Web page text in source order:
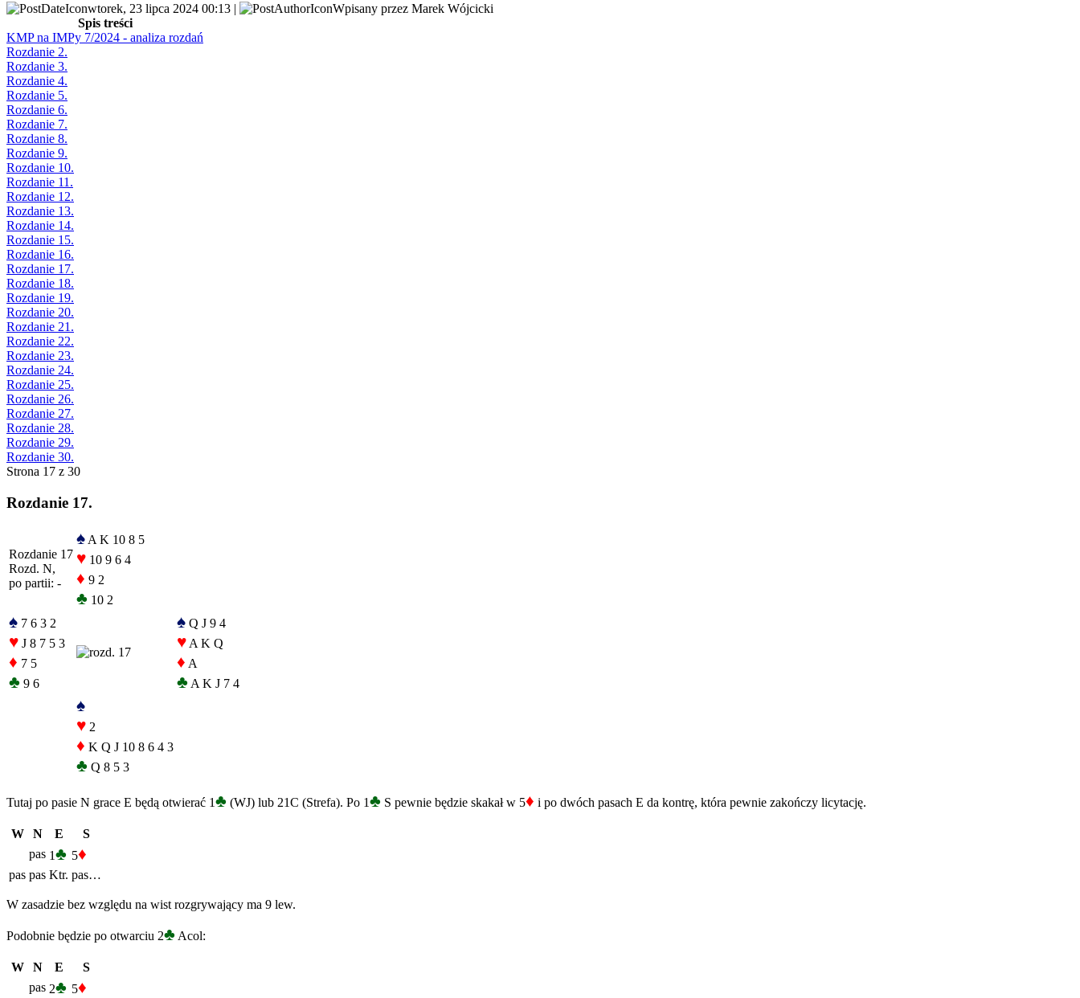
wtorek, 23 lipca 2024 00:13 |
Wpisany przez Marek Wójcicki
Spis treści
KMP na IMPy 7/2024 - analiza rozdań
Rozdanie 2.
Rozdanie 3.
Rozdanie 4.
Rozdanie 5.
Rozdanie 6.
Rozdanie 7.
Rozdanie 8.
Rozdanie 9.
Rozdanie 10.
Rozdanie 11.
Rozdanie 12.
Rozdanie 13.
Rozdanie 14.
Rozdanie 15.
Rozdanie 16.
Rozdanie 17.
Rozdanie 18.
Rozdanie 19.
Rozdanie 20.
Rozdanie 21.
Rozdanie 22.
Rozdanie 23.
Rozdanie 24.
Rozdanie 25.
Rozdanie 26.
Rozdanie 27.
Rozdanie 28.
Rozdanie 29.
Rozdanie 30.
Strona 17 z 30
Rozdanie 17.
Rozdanie 17
Rozd. N,
po partii: -
♠ A K 10 8 5
♥ 10 9 6 4
♦ 9 2
♣ 10 2
♠ 7 6 3 2
♥ J 8 7 5 3
♦ 7 5
♣ 9 6
♠ Q J 9 4
♥ A K Q
♦ A
♣ A K J 7 4
♠
♥ 2
♦ K Q J 10 8 6 4 3
♣ Q 8 5 3
Tutaj po pasie N grace E będą otwierać 1♣ (WJ) lub 21C (Strefa). Po 1♣ S pewnie będzie skakał w 5♦ i po dwóch pasach E da kontrę, która pewnie zakończy licytację.
W N E
S
pas 1♣ 5♦
pas pas Ktr. pas…
W zasadzie bez względu na wist rozgrywający ma 9 lew.
Podobnie będzie po otwarciu 2♣ Acol:
W N E
S
pas 2♣ 5♦